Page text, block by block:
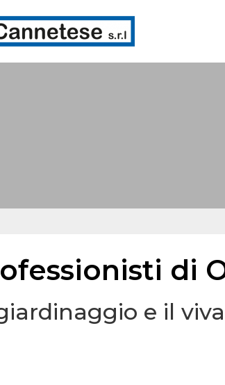
di
e il